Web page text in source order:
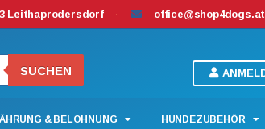
Leithaprodersdorf office@shop4dogs.at
SUCHEN
& BELOHNUNG HUNDEZUBEHÖR